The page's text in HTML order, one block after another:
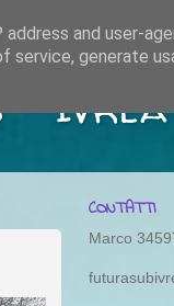
- Ivrea
CONTATTI
Marco
and user-
service, generate